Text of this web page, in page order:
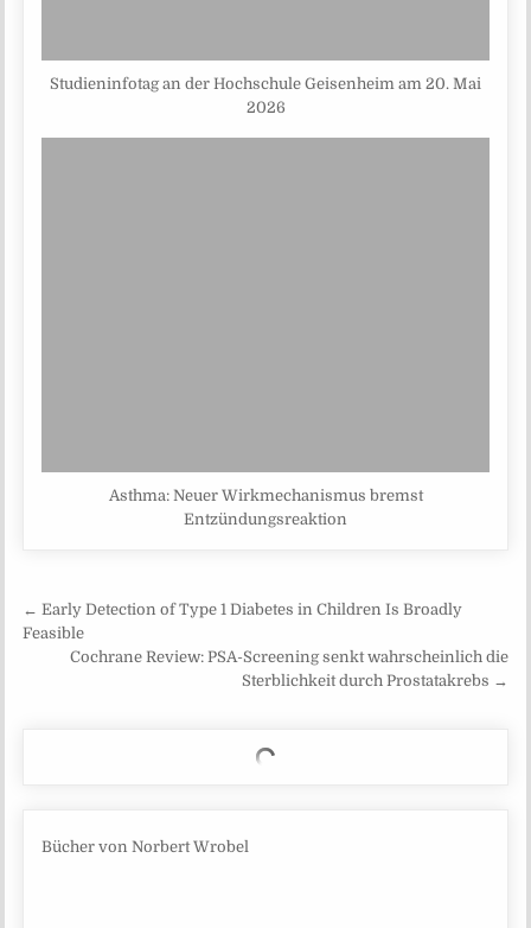
Studieninfotag an der Hochschule Geisenheim am 20. Mai
2026
Asthma: Neuer Wirkmechanismus bremst
Entzündungsreaktion
Beitragsnavigation
← Early Detection of Type 1 Diabetes in Children Is Broadly
Feasible
Cochrane Review: PSA-Screening senkt wahrscheinlich die
Sterblichkeit durch Prostatakrebs →
Bücher von Norbert Wrobel